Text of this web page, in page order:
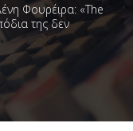
Φουρέιρα: «The
της δεν